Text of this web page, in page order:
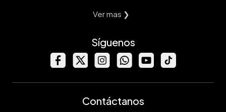
Ver mas ❯
Síguenos
Contáctanos